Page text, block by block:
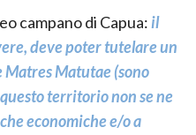
campano di Capua: il
deve poter tutelare un
Matutae (sono
territorio non se ne
economiche e/o a